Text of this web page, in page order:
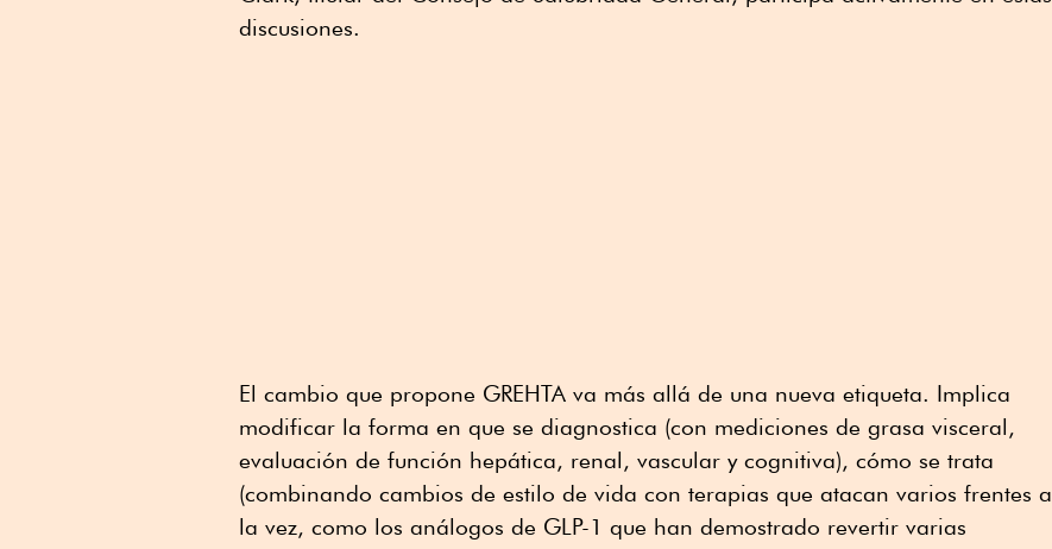
discusiones.
El cambio que propone GREHTA va más allá de una nueva etiqueta. Implica
modificar la forma en que se diagnostica (con mediciones de grasa visceral,
evaluación de función hepática, renal, vascular y cognitiva), cómo se trata
(combinando cambios de estilo de vida con terapias que atacan varios frentes a
la vez, como los análogos de GLP-1 que han demostrado revertir varias